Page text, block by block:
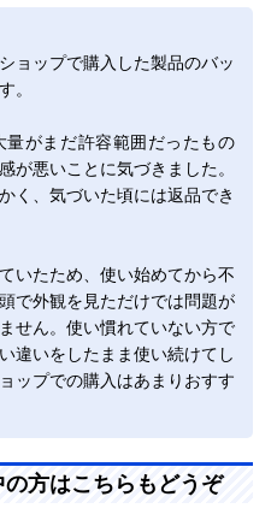
ョップで購入した製品のバッ
。
がまだ許容範囲だったもの
が悪いことに気づきました。
く、気づいた頃には返品でき
いたため、使い始めてから不
で外観を見ただけでは問題が
せん。使い慣れていない方で
違いをしたまま使い続けてし
ップでの購入はあまりおすす
方はこちらもどうぞ